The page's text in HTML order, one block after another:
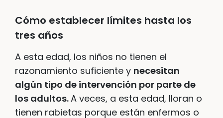
Cómo establecer límites hasta los
tres años
A esta edad, los niños no tienen el
razonamiento suficiente y necesitan
algún tipo de intervención por parte de
los adultos.A veces, a esta edad, lloran o
tienen rabietas porque están enfermos o